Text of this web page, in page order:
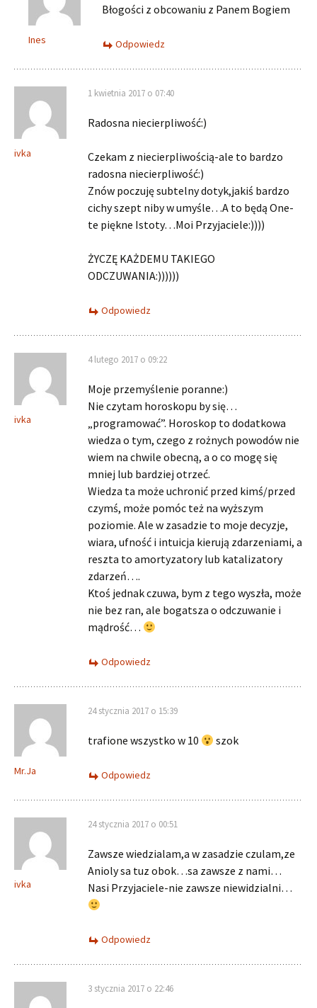
Ines
Błogości z obcowaniu z Panem Bogiem
Odpowiedz
ivka
1 kwietnia 2017 o 07:40
Radosna niecierpliwość:)
Czekam z niecierpliwością-ale to bardzo
radosna niecierpliwość:)
Znów poczuję subtelny dotyk,jakiś bardzo
cichy szept niby w umyśle…A to będą One-
te piękne Istoty…Moi Przyjaciele:))))
ŻYCZĘ KAŻDEMU TAKIEGO
ODCZUWANIA:))))))
Odpowiedz
ivka
4 lutego 2017 o 09:22
Moje przemyślenie poranne:)
Nie czytam horoskopu by się…
„programować”. Horoskop to dodatkowa
wiedza o tym, czego z rożnych powodów nie
wiem na chwile obecną, a o co mogę się
mniej lub bardziej otrzeć.
Wiedza ta może uchronić przed kimś/przed
czymś, może pomóc też na wyższym
poziomie. Ale w zasadzie to moje decyzje,
wiara, ufność i intuicja kierują zdarzeniami, a
reszta to amortyzatory lub katalizatory
zdarzeń….
Ktoś jednak czuwa, bym z tego wyszła, może
nie bez ran, ale bogatsza o odczuwanie i
mądrość…
Odpowiedz
Mr.Ja
24 stycznia 2017 o 15:39
trafione wszystko w 10 szok
Odpowiedz
ivka
24 stycznia 2017 o 00:51
Zawsze wiedzialam,a w zasadzie czulam,ze
Anioly sa tuz obok…sa zawsze z nami…
Nasi Przyjaciele-nie zawsze niewidzialni…
Odpowiedz
3 stycznia 2017 o 22:46